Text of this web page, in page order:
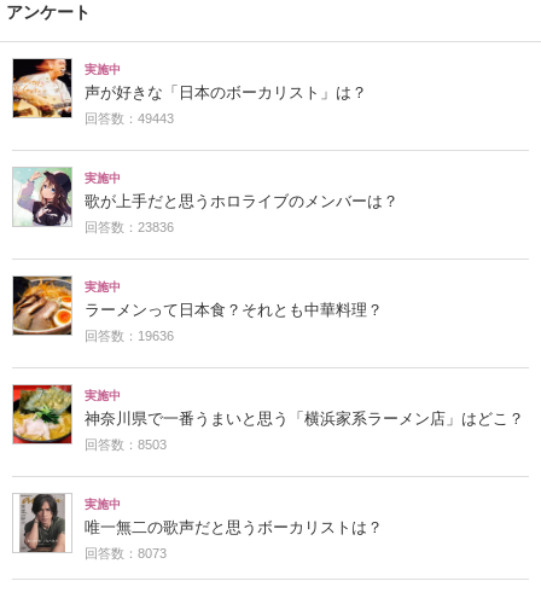
アンケート
実施中
声が好きな「日本のボーカリスト」は？
回答数：49443
実施中
歌が上手だと思うホロライブのメンバーは？
回答数：23836
実施中
ラーメンって日本食？それとも中華料理？
回答数：19636
実施中
神奈川県で一番うまいと思う「横浜家系ラーメン店」はどこ？
回答数：8503
実施中
唯一無二の歌声だと思うボーカリストは？
回答数：8073